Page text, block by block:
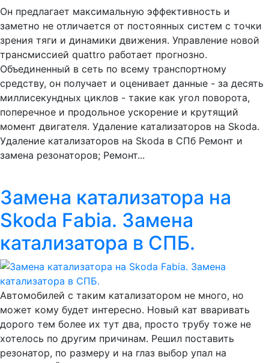
Он предлагает максимальную эффективность и
заметно не отличается от постоянных систем с точки
зрения тяги и динамики движения. Управление новой
трансмиссией quattro работает прогнозно.
Объединенный в сеть по всему транспортному
средству, он получает и оценивает данные - за десять
миллисекундных циклов - такие как угол поворота,
поперечное и продольное ускорение и крутящий
момент двигателя. Удаление катализаторов на Skoda.
Удаление катализаторов на Skoda в СПб Ремонт и
замена резонаторов; Ремонт...
Замена катализатора на
Skoda Fabia. Замена
катализатора в СПБ.
Автомобилей с таким катализатором не много, но
может кому будет интересно. Новый кат вваривать
дорого тем более их тут два, просто трубу тоже не
хотелось по другим причинам. Решил поставить
резонатор, по размеру и на глаз выбор упал на